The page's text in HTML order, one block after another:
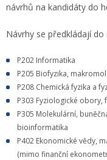
návrhů na kandidáty do
Návrhy se předkládají
P202 Informatika
P205 Biofyzika,
P208 Chemická fyzika a
P303 Fyziologické
P305 Molekulární,
bioinformatika
P402 Ekonomické vědy,
(mimo finanční